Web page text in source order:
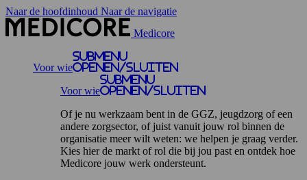
Naar de hoofdinhoud Naar de navigatie
Medicore
Voor wie
Submenu
openen/sluiten
Voor wie
Submenu
openen/sluiten
Of je nu werkzaam bent in de GGZ, jeugdzorg of een
andere zorgsector, of juist vanuit jouw rol binnen de
organisatie meer wilt weten: we helpen je graag verder.
Kies hier de markt of rol die bij jou past en ontdek hoe
Medicore jouw werk ondersteunt.